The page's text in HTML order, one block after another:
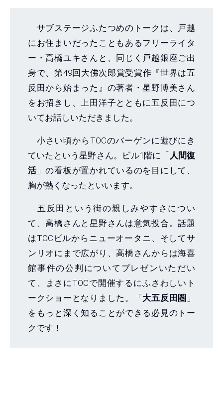
サブステージふたつめのトークは、戸越
にお住まいだったこともあるフリーライタ
ー・高橋ユキさんと、同じく戸越銀座ご出
身で、第49回大佛次郎賞受賞作『世界は五
反田から始まった』の著者・星野博美さん
をお招きし、上田洋子とともに五反田につ
いてお話しいただきました。
小さい頃からTOCのバーゲンに遊びにき
ていたという星野さん。ビル1階に「 人間復
活」の看板が置かれているのを目にして、
胸が熱くなったといいます。
五反田という街の親しみやすさについ
て、高橋さんと星野さんは意気投合。話題
はTOCビルからニューオータニ、そしてサ
ンリオにまで広がり、高橋さんからは海喜
館事件の公判についてプレゼンいただい
て、まさにTOCで開催するにふさわしいト
ークショーとなりました。「 大五反田圏 」
をもっと深く知ることができる必見のトー
クです！